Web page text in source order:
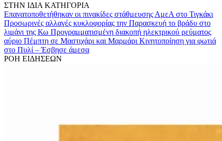
ΣΤΗΝ ΙΔΙΑ ΚΑΤΗΓΟΡΙΑ
Επανατοποθετήθηκαν οι πινακίδες στάθμευσης ΑμεΑ στο Τιγκάκι
Προσωρινές αλλαγές κυκλοφορίας την Παρασκευή το βράδυ στο
λιμάνι της Κω Προγραμματισμένη διακοπή ηλεκτρικού ρεύματος
αύριο Πέμπτη σε Μαστιχάρι και Μαρμάρι Κινητοποίηση για φωτιά
στo Πυλί – Έσβησε άμεσα
ΡΟΗ ΕΙΔΗΣΕΩΝ